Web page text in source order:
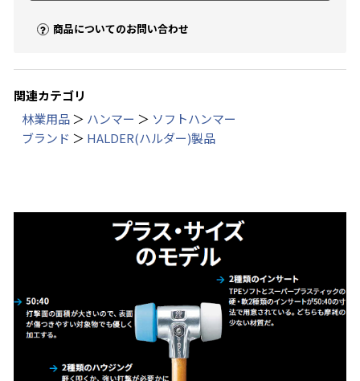
商品についてのお問い合わせ
関連カテゴリ
林業用品 ＞ ハンマー ＞ ソフトハンマー
ブランド ＞ HALDER(ハルダー)製品